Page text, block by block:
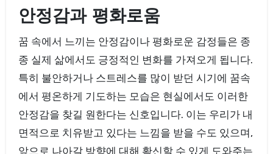
안정감과 평화로움
꿈 속에서 느끼는 안정감이나 평화로운 감정들은 종
종 실제 삶에서도 긍정적인 변화를 가져오게 됩니다.
특히 불안하거나 스트레스를 많이 받던 시기에 꿈속
에서 평온하게 기도하는 모습은 현실에서도 이러한
안정감을 찾길 원한다는 신호입니다. 이는 우리가 내
면적으로 치유받고 있다는 느낌을 받을 수도 있으며,
앞으로 나아갈 방향에 대해 확신할 수 있게 도와주는